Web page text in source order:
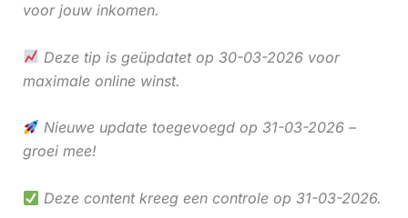
voor jouw inkomen.
Deze tip is geüpdatet op 30-03-2026 voor
maximale online winst.
Nieuwe update toegevoegd op 31-03-2026 –
groei mee!
Deze content kreeg een controle op 31-03-2026.